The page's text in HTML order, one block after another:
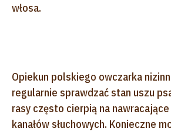
włosa.
Opiekun polskiego owczarka
regularnie sprawdzać stan uszu
rasy często cierpią na
kanałów słuchowych. Konieczne